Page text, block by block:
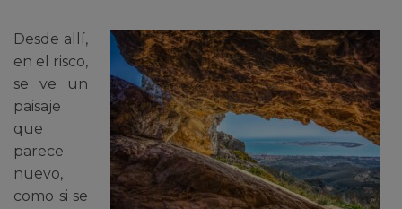
Desde allí,
en el risco,
se ve un
paisaje
que
parece
nuevo,
como si se